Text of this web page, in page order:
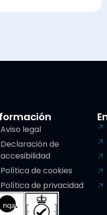
Aviso legal
Declaración de
accesibilidad
Política de cookies
Política de privacidad